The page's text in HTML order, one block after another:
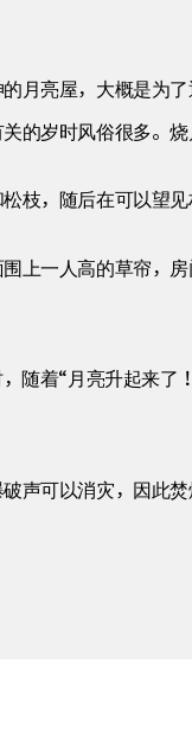
月亮屋，大概是为了
的岁时风俗很多。烧
枝，随后在可以望见
上一人高的草帘，房
着“月亮升起来了
声可以消灾，因此焚